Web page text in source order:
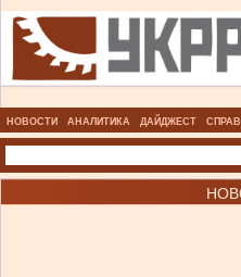
НОВОСТИ АНАЛИТИКА ДАЙДЖЕСТ